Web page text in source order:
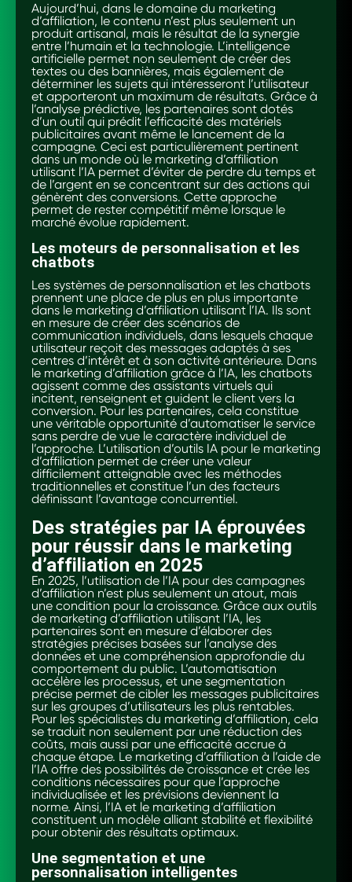
Aujourd’hui, dans le domaine du marketing
d’affiliation, le contenu n’est plus seulement un
produit artisanal, mais le résultat de la synergie
entre l’humain et la technologie. L’intelligence
artificielle permet non seulement de créer des
textes ou des bannières, mais également de
déterminer les sujets qui intéresseront l’utilisateur
et apporteront un maximum de résultats. Grâce à
l’analyse prédictive, les partenaires sont dotés
d’un outil qui prédit l’efficacité des matériels
publicitaires avant même le lancement de la
campagne. Ceci est particulièrement pertinent
dans un monde où le marketing d’affiliation
utilisant l’IA permet d’éviter de perdre du temps et
de l’argent en se concentrant sur des actions qui
génèrent des conversions. Cette approche
permet de rester compétitif même lorsque le
marché évolue rapidement.
Les moteurs de personnalisation et les
chatbots
Les systèmes de personnalisation et les chatbots
prennent une place de plus en plus importante
dans le marketing d’affiliation utilisant l’IA. Ils sont
en mesure de créer des scénarios de
communication individuels, dans lesquels chaque
utilisateur reçoit des messages adaptés à ses
centres d’intérêt et à son activité antérieure. Dans
le marketing d’affiliation grâce à l’IA, les chatbots
agissent comme des assistants virtuels qui
incitent, renseignent et guident le client vers la
conversion. Pour les partenaires, cela constitue
une véritable opportunité d’automatiser le service
sans perdre de vue le caractère individuel de
l’approche. L’utilisation d’outils IA pour le marketing
d’affiliation permet de créer une valeur
difficilement atteignable avec les méthodes
traditionnelles et constitue l’un des facteurs
définissant l’avantage concurrentiel.
Des stratégies par IA éprouvées
pour réussir dans le marketing
d’affiliation en 2025
En 2025, l’utilisation de l’IA pour des campagnes
d’affiliation n’est plus seulement un atout, mais
une condition pour la croissance. Grâce aux outils
de marketing d’affiliation utilisant l’IA, les
partenaires sont en mesure d’élaborer des
stratégies précises basées sur l’analyse des
données et une compréhension approfondie du
comportement du public. L’automatisation
accélère les processus, et une segmentation
précise permet de cibler les messages publicitaires
sur les groupes d’utilisateurs les plus rentables.
Pour les spécialistes du marketing d’affiliation, cela
se traduit non seulement par une réduction des
coûts, mais aussi par une efficacité accrue à
chaque étape. Le marketing d’affiliation à l’aide de
l’IA offre des possibilités de croissance et crée les
conditions nécessaires pour que l’approche
individualisée et les prévisions deviennent la
norme. Ainsi, l’IA et le marketing d’affiliation
constituent un modèle alliant stabilité et flexibilité
pour obtenir des résultats optimaux.
Une segmentation et une
personnalisation intelligentes